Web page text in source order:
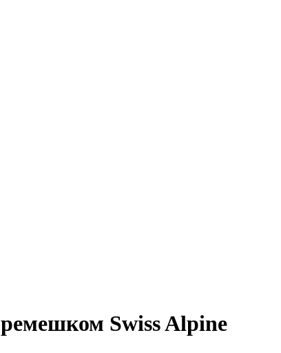
Swiss Alpine